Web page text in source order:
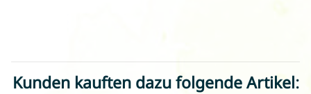
Kunden kauften dazu folgende Artikel: